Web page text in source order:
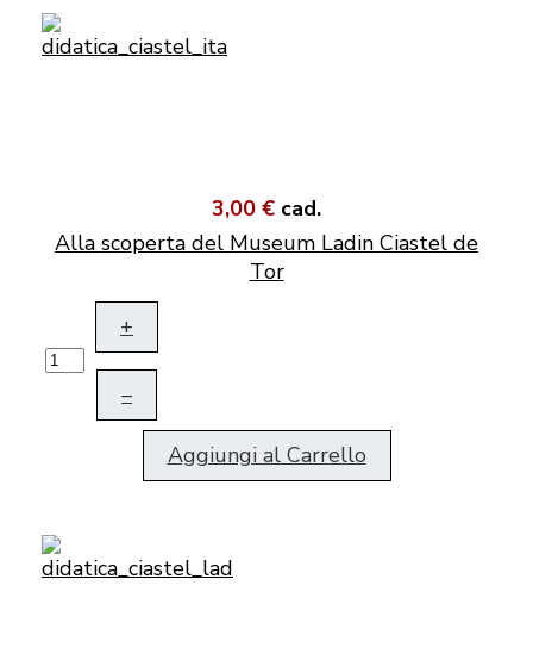
3,00 € cad.
Alla scoperta del Museum Ladin Ciastel de
Tor
+
–
Aggiungi al Carrello